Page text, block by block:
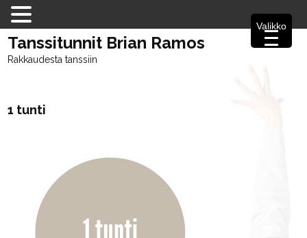
Tanssitunnit Brian Ramos
Rakkaudesta tanssiin
1 tunti
Valikko